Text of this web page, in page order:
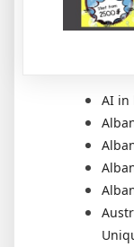
AI in